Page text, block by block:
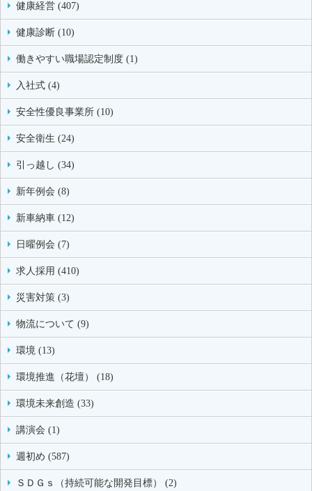
健康経営 (407)
健康診断 (10)
働きやすい職場認定制度 (1)
入社式 (4)
安全性優良事業所 (10)
安全衛生 (24)
引っ越し (34)
新年例会 (8)
新車納車 (12)
日曜例会 (7)
求人採用 (410)
災害対策 (3)
物流について (9)
環境 (13)
環境推進（花壇） (18)
環境未来創造 (33)
講演会 (1)
週初め (587)
ＳＤＧｓ（持続可能な開発目標） (2)